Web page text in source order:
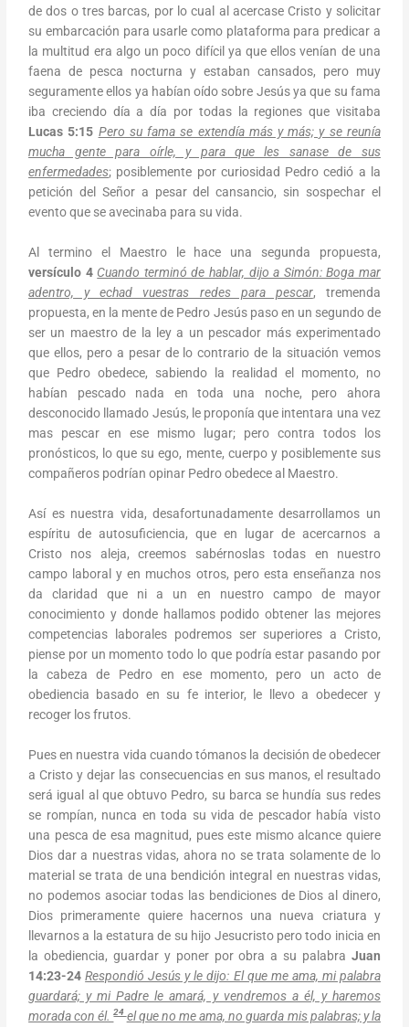
de dos o tres barcas, por lo cual al acercase Cristo y solicitar
su embarcación para usarle como plataforma para predicar a
la multitud era algo un poco difícil ya que ellos venían de una
faena de pesca nocturna y estaban cansados, pero muy
seguramente ellos ya habían oído sobre Jesús ya que su fama
iba creciendo día a día por todas la regiones que visitaba
Lucas 5:15 Pero su fama se extendía más y más; y se reunía
mucha gente para oírle, y para que les sanase de sus
enfermedades; posiblemente por curiosidad Pedro cedió a la
petición del Señor a pesar del cansancio, sin sospechar el
evento que se avecinaba para su vida.
Al termino el Maestro le hace una segunda propuesta,
versículo 4 Cuando terminó de hablar, dijo a Simón: Boga mar
adentro, y echad vuestras redes para pescar, tremenda
propuesta, en la mente de Pedro Jesús paso en un segundo de
ser un maestro de la ley a un pescador más experimentado
que ellos, pero a pesar de lo contrario de la situación vemos
que Pedro obedece, sabiendo la realidad el momento, no
habían pescado nada en toda una noche, pero ahora
desconocido llamado Jesús, le proponía que intentara una vez
mas pescar en ese mismo lugar; pero contra todos los
pronósticos, lo que su ego, mente, cuerpo y posiblemente sus
compañeros podrían opinar Pedro obedece al Maestro.
Así es nuestra vida, desafortunadamente desarrollamos un
espíritu de autosuficiencia, que en lugar de acercarnos a
Cristo nos aleja, creemos sabérnoslas todas en nuestro
campo laboral y en muchos otros, pero esta enseñanza nos
da claridad que ni a un en nuestro campo de mayor
conocimiento y donde hallamos podido obtener las mejores
competencias laborales podremos ser superiores a Cristo,
piense por un momento todo lo que podría estar pasando por
la cabeza de Pedro en ese momento, pero un acto de
obediencia basado en su fe interior, le llevo a obedecer y
recoger los frutos.
Pues en nuestra vida cuando tómanos la decisión de obedecer
a Cristo y dejar las consecuencias en sus manos, el resultado
será igual al que obtuvo Pedro, su barca se hundía sus redes
se rompían, nunca en toda su vida de pescador había visto
una pesca de esa magnitud, pues este mismo alcance quiere
Dios dar a nuestras vidas, ahora no se trata solamente de lo
material se trata de una bendición integral en nuestras vidas,
no podemos asociar todas las bendiciones de Dios al dinero,
Dios primeramente quiere hacernos una nueva criatura y
llevarnos a la estatura de su hijo Jesucristo pero todo inicia en
la obediencia, guardar y poner por obra a su palabra Juan
14:23-24 Respondió Jesús y le dijo: El que me ama, mi palabra
guardará; y mi Padre le amará, y vendremos a él, y haremos
morada con él.24 el que no me ama, no guarda mis palabras; y la